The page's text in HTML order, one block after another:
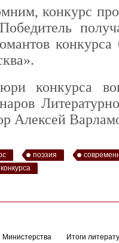
конкурс
конкурса
Алексей
поэзия
Министерства
Итоги